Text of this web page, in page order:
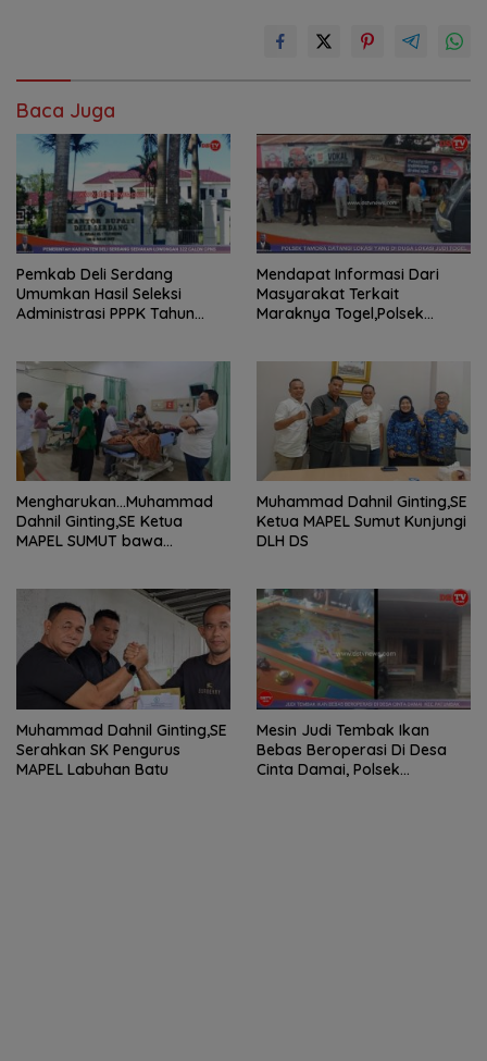
Baca Juga
Pemkab Deli Serdang
Umumkan Hasil Seleksi
Administrasi PPPK Tahun
Mendapat Informasi Dari
Masyarakat Terkait
Maraknya Togel,Polsek
Mengharukan…Muhammad
Dahnil Ginting,SE Ketua
MAPEL SUMUT bawa
Muhammad Dahnil Ginting,SE
Ketua MAPEL Sumut Kunjungi
DLH DS
Muhammad Dahnil Ginting,SE
Serahkan SK Pengurus
MAPEL Labuhan Batu
Mesin Judi Tembak Ikan
Bebas Beroperasi Di Desa
Cinta Damai, Polsek